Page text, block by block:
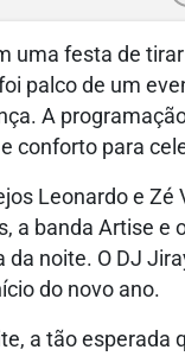
uma festa de
palco de um
A
conforto para
Leonardo e
a banda Artise e
noite. O DJ
do novo ano.
a tão esperada